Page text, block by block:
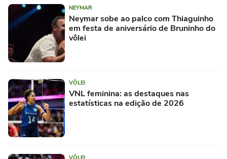
NEYMAR
Neymar sobe ao palco com Thiaguinho
em festa de aniversário de Bruninho do
vôlei
VÔLEI
VNL feminina: as destaques nas
estatísticas na edição de 2026